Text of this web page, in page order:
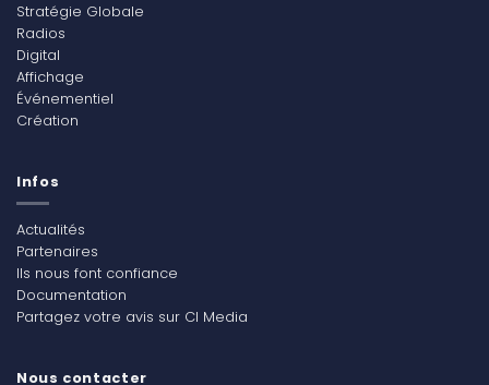
Stratégie Globale
Radios
Digital
Affichage
Événementiel
Création
Infos
Actualités
Partenaires
Ils nous font confiance
Documentation
Partagez votre avis sur CI Media
Nous contacter